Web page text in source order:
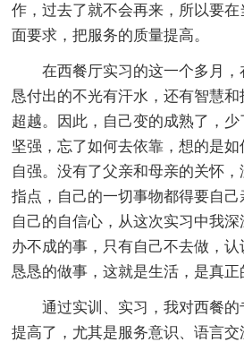
作，过去了就不会再来，所以要
面要求，把服务的质量提高。
在西餐厅实习的这一个多月，
恳付出的不光有汗水，还有智慧
超越。因此，自己变的成熟了，
坚强，忘了如何去依靠，想的是
自强。没有了父亲和母亲的关怀
指点，自己的一切事物都得要自
自己的自信心，从这次实习中我
办不成的事，只有自己不去做，
恳恳的做事，这就是生活，是真正
通过实训、实习，我对西餐的
提高了，尤其是服务意识、语言